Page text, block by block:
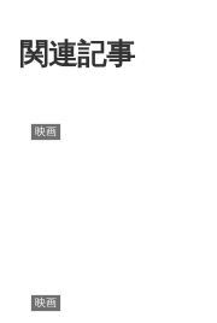
関連記事
映画
映画